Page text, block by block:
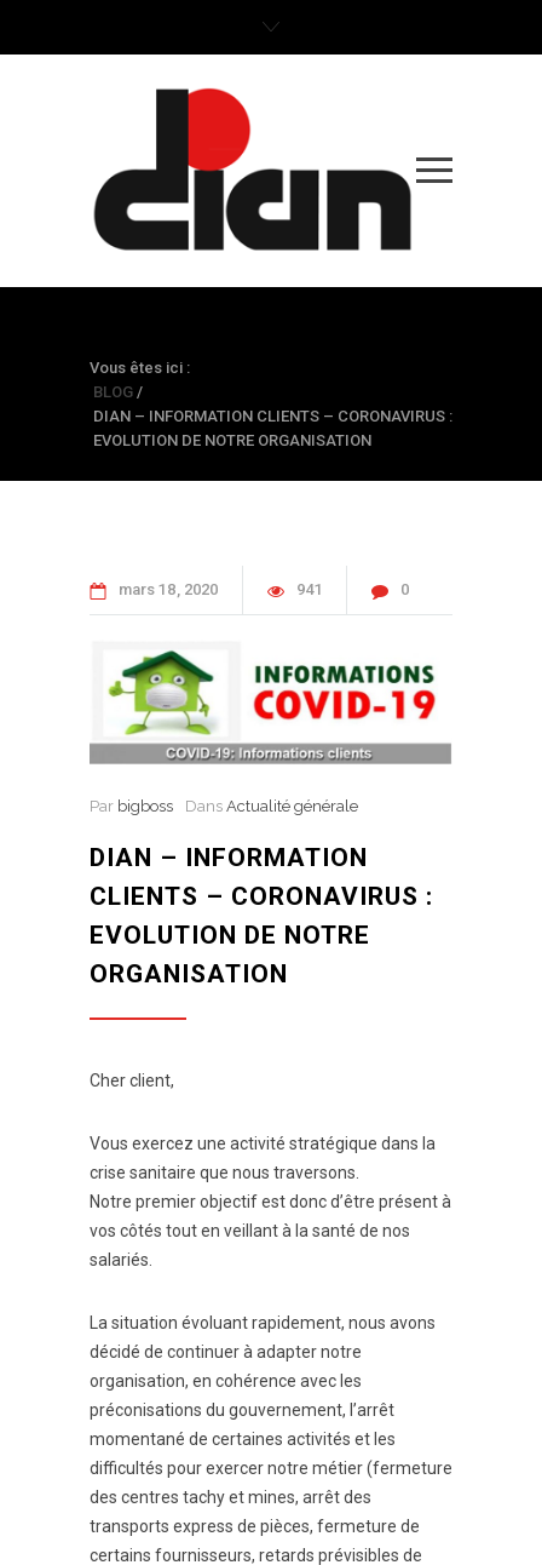
Vous êtes ici :
BLOG /
DIAN – INFORMATION CLIENTS – CORONAVIRUS :
EVOLUTION DE NOTRE ORGANISATION
mars 18 2020 941 0
Par bigboss Dans Actualité générale
DIAN – INFORMATION
CLIENTS – CORONAVIRUS :
EVOLUTION DE NOTRE
ORGANISATION
Cher client,
Vous exercez une activité stratégique dans la
crise sanitaire que nous traversons.
Notre premier objectif est donc d’être présent à
vos côtés tout en veillant à la santé de nos
salariés.
La situation évoluant rapidement, nous avons
décidé de continuer à adapter notre
organisation, en cohérence avec les
préconisations du gouvernement, l’arrêt
momentané de certaines activités et les
difficultés pour exercer notre métier (fermeture
des centres tachy et mines, arrêt des
transports express de pièces, fermeture de
certains fournisseurs, retards prévisibles de